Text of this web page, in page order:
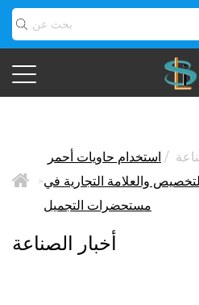
>
/ استخدام حاويات أحمر
والعلامة التجارية في
مستحضرات التجميل
أخبار الصناعة